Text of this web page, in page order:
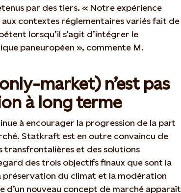
par des tiers. « Notre expérience
contextes réglementaires variés fait de
lorsqu’il s’agit d’intégrer le
paneuropéen », commente M.
market) n’est pas
à long terme
à encourager la progression de la part
Statkraft est en outre convaincu de
transfrontalières et des solutions
des trois objectifs finaux que sont la
préservation du climat et la modération
d’un nouveau concept de marché apparaît